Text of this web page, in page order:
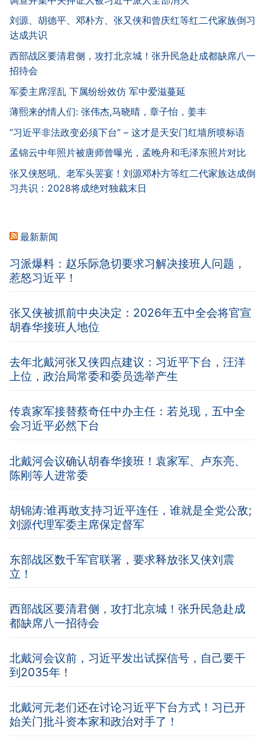
刘源、胡德平、邓朴方、张又侠和曾庆红等红二代家族倒习
达成共识
西部战区要清君侧，攻打北京城！张升民急赴成都缺席八一
招待会
军委主席淫乱 下属纷纷效仿 军中爱滋蔓延
薄熙来的情人们: 张伟杰,马晓晴，章子怡，姜丰
“习近平非法政变必须下台” – 这才是天安门红墙所喷标语
孟锦云中年照片被唐师曾曝光，孟晚舟和毛泽东照片对比
张又侠怒吼、老军头罢宴！刘源邓朴方等红二代家族达成倒
习共识：2028将成绝对独裁末日
最新新闻
习派爆料：赵乐际急切要求习解决接班人问题，
惹怒习近平！
张又侠被抓前中央决定：2026年五中全会将官宣
胡春华接班人地位
去年北戴河张又侠四点建议：习近平下台，汪洋
上位，政治局常委和委员选举产生
传袁家军接替蔡奇任中办主任：若兑现，五中全
会习近平必然下台
北戴河会议确认胡春华接班！袁家军、卢东亮、
陈刚等人进常委
胡锦涛:谁再敢支持习近平连任，谁就是全党公敌;
刘源代理军委主席保定督军
东部战区数千军官联署，要求释放张又侠刘震
立！
西部战区要清君侧，攻打北京城！张升民急赴成
都缺席八一招待会
北戴河会议前，习近平发出试探信号，自己要干
到2035年！
北戴河元老们还在讨论习近平下台方式！习已开
始关门批斗资本家和政治对手了！